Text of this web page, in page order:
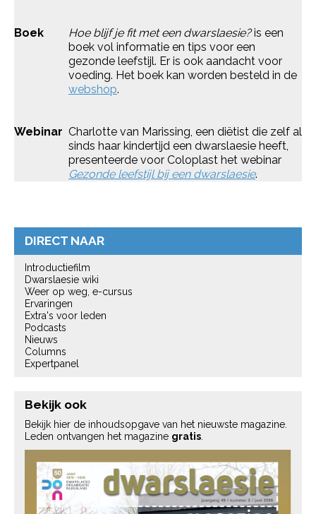
Boek Hoe blijf je fit met een dwarslaesie?is een
boek vol informatie en tips voor een
gezonde leefstijl. Er is ook aandacht voor
voeding. Het boek kan worden besteld in de
webshop.
Webinar Charlotte van Marissing, een diëtist die zelf al
sinds haar kindertijd een dwarslaesie heeft,
presenteerde voor Coloplast het webinar
Gezonde leefstijl bij een dwarslaesie.
DIRECT NAAR
Introductiefilm
Dwarslaesie wiki
Weer op weg, e-cursus
Ervaringen
Extra's voor leden
Podcasts
Nieuws
Columns
Expertpanel
Bekijk ook
Bekijk hier de inhoudsopgave van het nieuwste magazine.
Leden ontvangen het magazine gratis